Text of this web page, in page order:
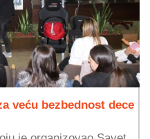
veću bezbednost dece